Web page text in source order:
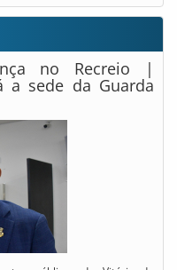
no Recreio |
a sede da Guarda